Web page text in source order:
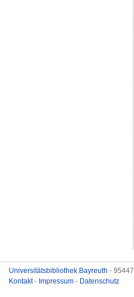
Universitätsbibliothek Bayreuth -
Kontakt- Impressum - Datenschutz